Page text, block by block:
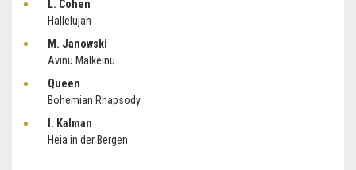
L. Cohen
Hallelujah
M. Janowski
Avinu Malkeinu
Queen
Bohemian Rhapsody
I. Kalman
Heia in der Bergen